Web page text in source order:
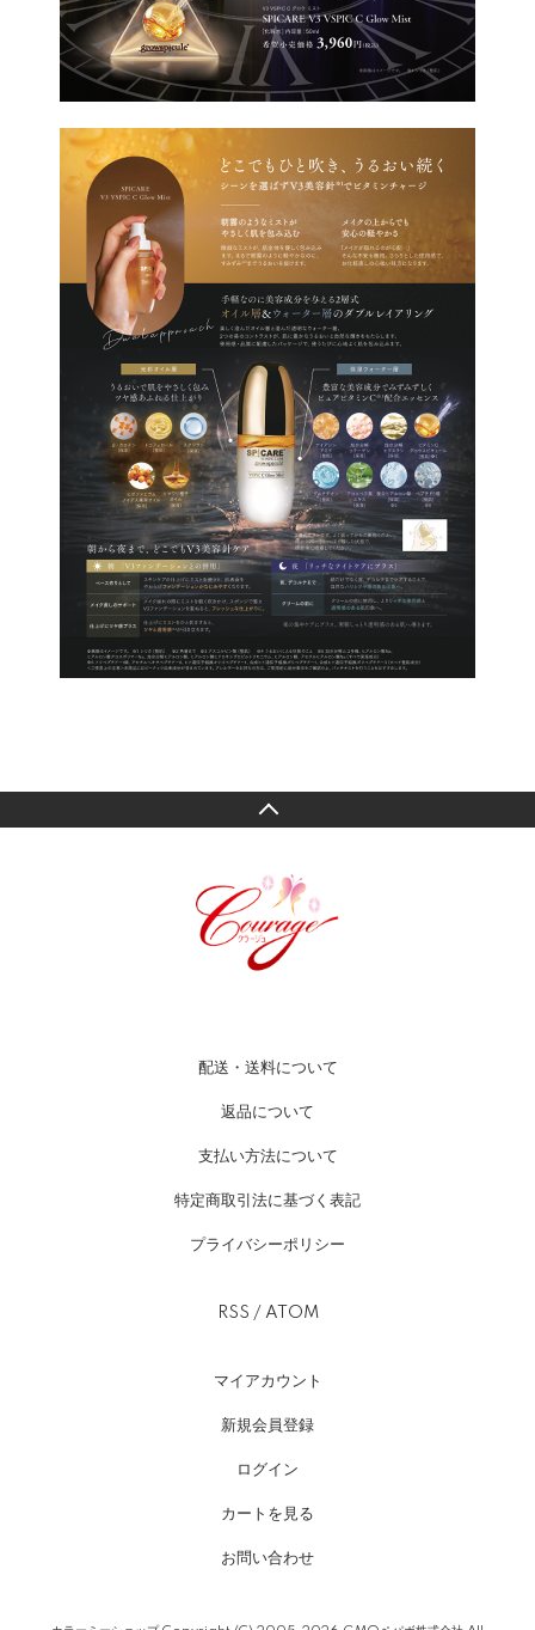
配送・送料について
返品について
支払い方法について
特定商取引法に基づく表記
プライバシーポリシー
RSS / ATOM
マイアカウント
新規会員登録
ログイン
カートを見る
お問い合わせ